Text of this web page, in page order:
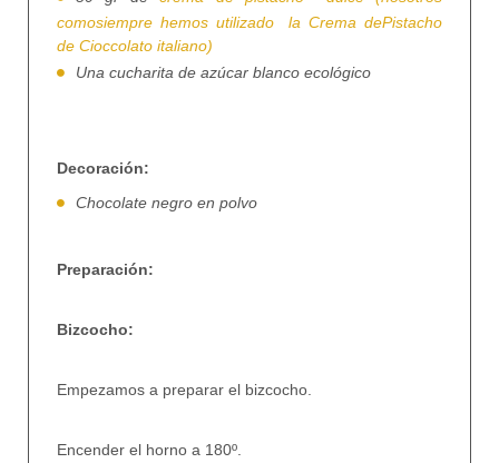
comosiempre hemos utilizado la Crema dePistacho
de Cioccolato italiano)
Una cucharita de azúcar blanco ecológico
Decoración:
Chocolate negro en polvo
Preparación:
Bizcocho:
Empezamos a preparar el bizcocho.
Encender el horno a 180º.